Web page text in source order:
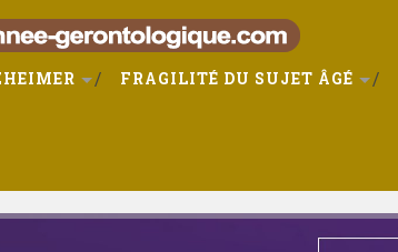
FRAGILITÉ DU SUJET ÂGÉ